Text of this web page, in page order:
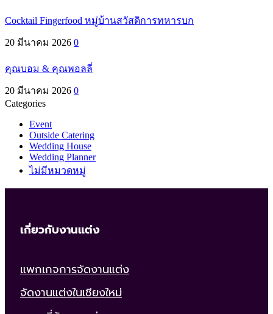
Cocktail Fingerfood หมู่บ้านสวัสดิการทหารบก
20 มีนาคม 2026 0
คุณบอม & คุณพอลลี่
20 มีนาคม 2026 0
Categories
Event
Outside Catering
Wedding House
Wedding Planner
ไม่มีหมวดหมู่
เกี่ยวกับงานแต่ง
แพกเกจการจัดงานแต่ง
จัดงานแต่งในเชียงใหม่